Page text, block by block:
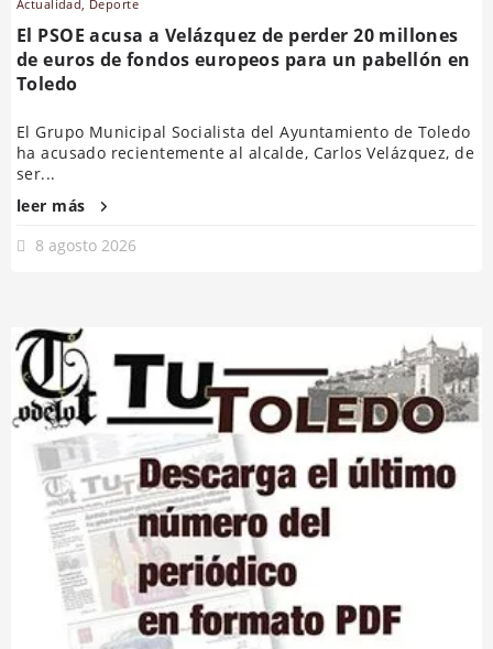
Actualidad, Deporte
El PSOE acusa a Velázquez de perder 20 millones
de euros de fondos europeos para un pabellón en
Toledo
El Grupo Municipal Socialista del Ayuntamiento de Toledo
ha acusado recientemente al alcalde, Carlos Velázquez, de
ser...
leer más
8 agosto 2026